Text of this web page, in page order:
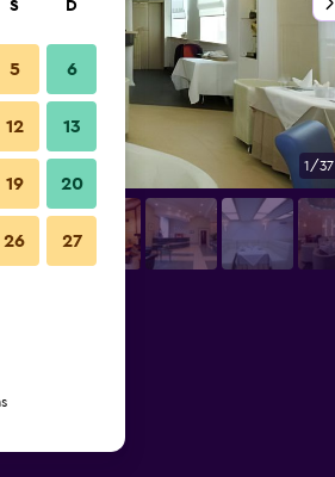
1/37
S D
5 6
12 13
19 20
26 27